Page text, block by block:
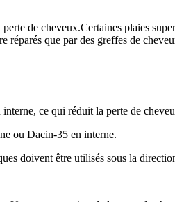
de cheveux.Certaines plaies
réparés que par des greffes de
ce qui réduit la perte de
ou Dacin-35 en interne.
doivent être utilisés sous la